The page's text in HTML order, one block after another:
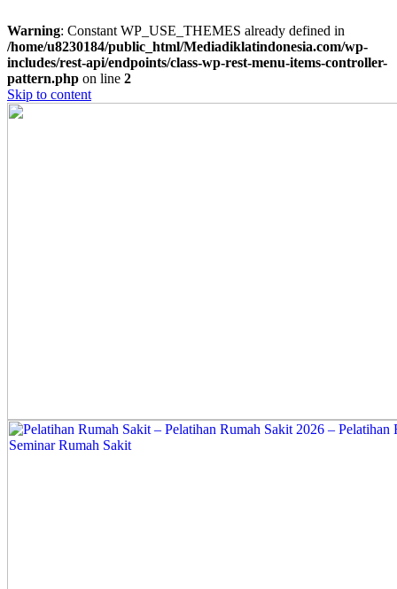
Warning: Constant WP_USE_THEMES already defined in
/home/u8230184/public_html/Mediadiklatindonesia.com/wp-
includes/rest-api/endpoints/class-wp-rest-menu-items-controller-
pattern.php on line 2
Skip to content